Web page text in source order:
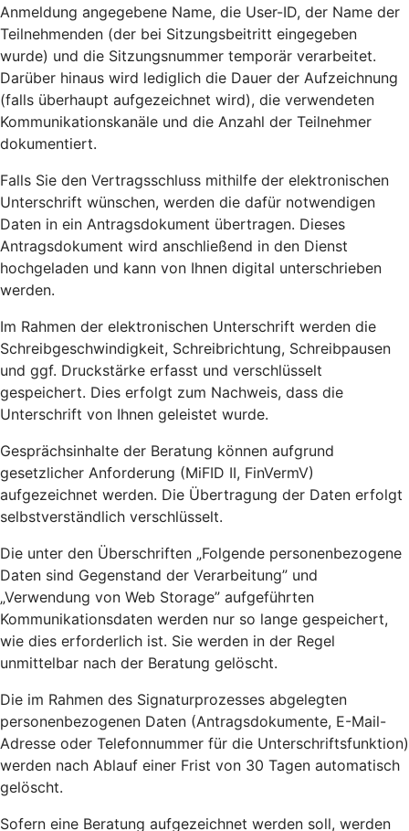
Anmeldung angegebene Name, die User-ID, der Name der
Teilnehmenden (der bei Sitzungsbeitritt eingegeben
wurde) und die Sitzungsnummer temporär verarbeitet.
Darüber hinaus wird lediglich die Dauer der Aufzeichnung
(falls überhaupt aufgezeichnet wird), die verwendeten
Kommunikationskanäle und die Anzahl der Teilnehmer
dokumentiert.
Falls Sie den Vertragsschluss mithilfe der elektronischen
Unterschrift wünschen, werden die dafür notwendigen
Daten in ein Antragsdokument übertragen. Dieses
Antragsdokument wird anschließend in den Dienst
hochgeladen und kann von Ihnen digital unterschrieben
werden.
Im Rahmen der elektronischen Unterschrift werden die
Schreibgeschwindigkeit, Schreibrichtung, Schreibpausen
und ggf. Druckstärke erfasst und verschlüsselt
gespeichert. Dies erfolgt zum Nachweis, dass die
Unterschrift von Ihnen geleistet wurde.
Gesprächsinhalte der Beratung können aufgrund
gesetzlicher Anforderung (MiFID II, FinVermV)
aufgezeichnet werden. Die Übertragung der Daten erfolgt
selbstverständlich verschlüsselt.
Die unter den Überschriften „Folgende personenbezogene
Daten sind Gegenstand der Verarbeitung” und
„Verwendung von Web Storage” aufgeführten
Kommunikationsdaten werden nur so lange gespeichert,
wie dies erforderlich ist. Sie werden in der Regel
unmittelbar nach der Beratung gelöscht.
Die im Rahmen des Signaturprozesses abgelegten
personenbezogenen Daten (Antragsdokumente, E-Mail-
Adresse oder Telefonnummer für die Unterschriftsfunktion)
werden nach Ablauf einer Frist von 30 Tagen automatisch
gelöscht.
Sofern eine Beratung aufgezeichnet werden soll, werden